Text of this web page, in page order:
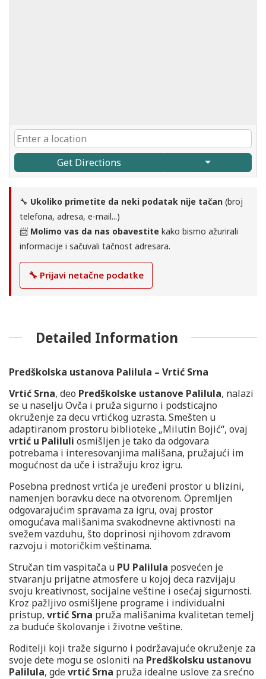
Get Directions
🔧 Ukoliko primetite da neki podatak nije tačan (broj
telefona, adresa, e-mail...)
📨 Molimo vas da nas obavestite kako bismo ažurirali
informacije i sačuvali tačnost adresara.
🔧 Prijavi netačne podatke
Detailed Information
Predškolska ustanova Palilula – Vrtić Srna
Vrtić Srna, deo Predškolske ustanove Palilula, nalazi
se u naselju Ovča i pruža sigurno i podsticajno
okruženje za decu vrtićkog uzrasta. Smešten u
adaptiranom prostoru biblioteke „Milutin Bojić“, ovaj
vrtić u Paliluli osmišljen je tako da odgovara
potrebama i interesovanjima mališana, pružajući im
mogućnost da uče i istražuju kroz igru.
Posebna prednost vrtića je uređeni prostor u blizini,
namenjen boravku dece na otvorenom. Opremljen
odgovarajućim spravama za igru, ovaj prostor
omogućava mališanima svakodnevne aktivnosti na
svežem vazduhu, što doprinosi njihovom zdravom
razvoju i motoričkim veštinama.
Stručan tim vaspitača u PU Palilula posvećen je
stvaranju prijatne atmosfere u kojoj deca razvijaju
svoju kreativnost, socijalne veštine i osećaj sigurnosti.
Kroz pažljivo osmišljene programe i individualni
pristup, vrtić Srna pruža mališanima kvalitetan temelj
za buduće školovanje i životne veštine.
Roditelji koji traže sigurno i podržavajuće okruženje za
svoje dete mogu se osloniti na Predškolsku ustanovu
Palilula, gdevrtić Srna pruža idealne uslove za srećno